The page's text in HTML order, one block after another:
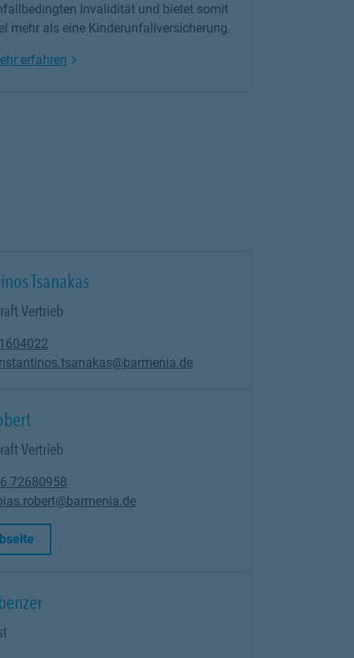
Invalidität und bietet somit
mehr als eine Kinderunfallversicherung.
erfahrenLink Opens in New Tab
Tsanakas
Vertrieb
Vertrieb
72680958